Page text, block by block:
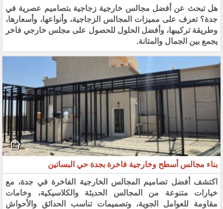
هل تبحث عن أفضل مجالس خارجية زجاجية بتصاميم عصرية في
جدة؟ تعرف على مميزات المجالس الزجاجية، وأنواعها، وأسعارها،
وطريقة تركيبها، وأفضل الحلول للحصول على مجلس خارجي فاخر
يجمع بين الجمال والمتانة.
بناء مجالس أسطح وخارجية فاخرة بجدة حي البساتين
اكتشف أفضل تصاميم المجالس الخارجية الفاخرة في جدة، مع
خيارات متنوعة من المجالس الحديثة والكلاسيكية، وخامات
مقاومة للعوامل الجوية، وتصميمات تناسب الحدائق والأحواش